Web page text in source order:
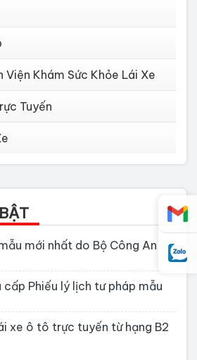
Viện Khám Sức Khỏe Lái Xe
Tuyến
mới nhất do Bộ Công An
cấp Phiếu lý lịch tư pháp mẫu
xe ô tô trực tuyến từ hạng B2